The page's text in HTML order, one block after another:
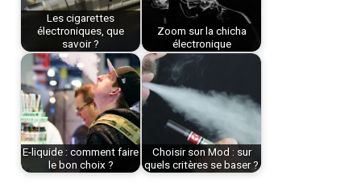
Les cigarettes
électroniques, que
savoir ?
Zoom sur la chicha
électronique
E-liquide : comment faire
le bon choix ?
Choisir son Mod : sur
quels critères se baser ?